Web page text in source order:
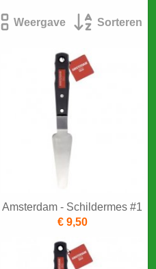
Weergave Sorteren
Amsterdam - Schildermes #1
€ 9,50